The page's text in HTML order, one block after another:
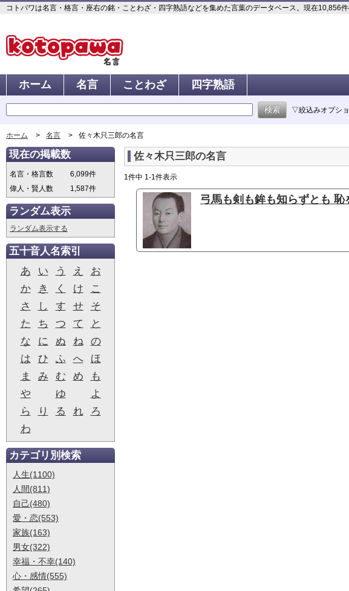
コトパワは名言・格言・座右の銘・ことわざ・四字熟語などを集めた言葉のデータベース。現在10,856
ホーム 名言 ことわざ 四字熟語
▽絞込みオプショ
ホーム 名言 佐々木只三郎の名言
佐々木只三郎の名言
1件中 1-1件表示
弓馬も剣も鉾も知らずとも 恥
現在の掲載数
名言・格言数
6,099件
偉人・賢人数
1,587件
ランダム表示
ランダム表示する
五十音人名索引
あ
い う え
お
か
き く け
こ
さ
し す せ
そ
た
ち つ て
と
な
に ぬ ね
の
は
ひ ふ へ
ほ
ま
み む め
も
や
ゆ
よ
ら
り る れ
ろ
わ
カテゴリ別検索
人生(1100)
人間(811)
自己(480)
愛・恋(553)
家族(163)
男女(322)
幸福・不幸(140)
心・感情(555)